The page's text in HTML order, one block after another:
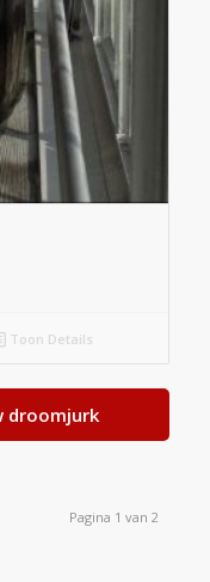
Toon Details
droomjurk
Pagina 1 van 2